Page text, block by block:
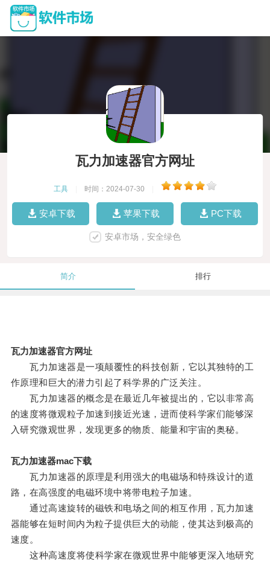
瓦力加速器官方网址
工具 时间：2024-07-30
安卓下载 苹果下载 PC下载
安卓市场，安全绿色
简介 排行
瓦力加速器官方网址
瓦力加速器是一项颠覆性的科技创新，它以其独特的工
作原理和巨大的潜力引起了科学界的广泛关注。
瓦力加速器的概念是在最近几年被提出的，它以非常高
的速度将微观粒子加速到接近光速，进而使科学家们能够深
入研究微观世界，发现更多的物质、能量和宇宙的奥秘。
瓦力加速器mac下载
瓦力加速器的原理是利用强大的电磁场和特殊设计的道
路，在高强度的电磁环境中将带电粒子加速。
通过高速旋转的磁铁和电场之间的相互作用，瓦力加速
器能够在短时间内为粒子提供巨大的动能，使其达到极高的
速度。
这种高速度将使科学家在微观世界中能够更深入地研究